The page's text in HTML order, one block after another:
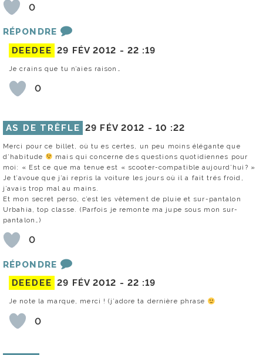
0
RÉPONDRE
DEEDEE 29 FÉV 2012 - 22 :19
Je crains que tu n’aies raison…
0
AS DE TRÊFLE 29 FÉV 2012 - 10 :22
Merci pour ce billet, où tu es certes, un peu moins élégante que
d’habitude
mais qui concerne des questions quotidiennes pour
moi: « Est ce que ma tenue est « scooter-compatible aujourd’hui? »
Je t’avoue que j’ai repris la voiture les jours où il a fait trés froid,
j’avais trop mal au mains.
Et mon secret perso, c’est les vêtement de pluie et sur-pantalon
Urbahia, top classe. (Parfois je remonte ma jupe sous mon sur-
pantalon…)
0
RÉPONDRE
DEEDEE 29 FÉV 2012 - 22 :19
Je note la marque, merci ! (j’adore ta dernière phrase
0